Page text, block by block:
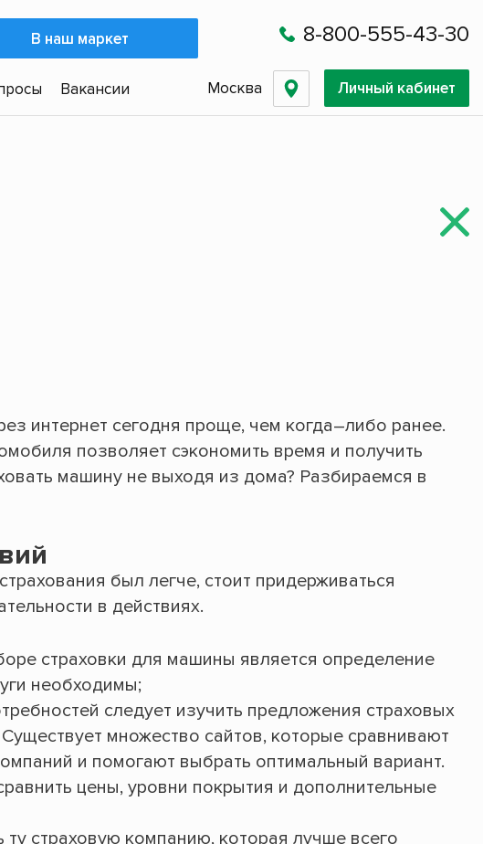
В наш маркет 8-800-555-43-30
Вакансии Москва Личный кабинет
интернет сегодня проще, чем когда–либо ранее.
позволяет сэкономить время и получить
машину не выходя из дома? Разбираемся в
был легче, стоит придерживаться
в действиях.
страховки для машины является определение
необходимы;
следует изучить предложения страховых
множество сайтов, которые сравнивают
и помогают выбрать оптимальный вариант.
цены, уровни покрытия и дополнительные
ту страховую компанию, которая лучше всего